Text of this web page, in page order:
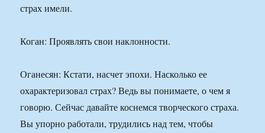
страх имели.
Коган: Проявлять свои наклонности.
Оганесян: Кстати, насчет эпохи. Насколько ее
охарактеризовал страх? Ведь вы понимаете, о чем я
говорю. Сейчас давайте коснемся творческого страха.
Вы упорно работали, трудились над тем, чтобы